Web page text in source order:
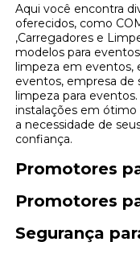
Aqui você encontra
oferecidos, como
,Carregadores e
modelos para
limpeza em eventos,
eventos, empresa de
limpeza para
instalações em ótimo
a necessidade de
confiança.
Promotores
Promotores
Segurança